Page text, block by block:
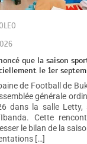
que la saison
le 1er
de Football de
générale
dans la salle Letty,
Cette
le bilan de la
[…]